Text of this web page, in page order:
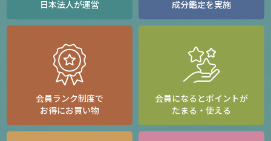
日本法人が運営
成分鑑定を実施
会員ランク制度で
お得にお買い物
会員になるとポイントが
たまる・使える